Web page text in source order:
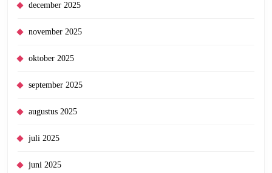
december 2025
november 2025
oktober 2025
september 2025
augustus 2025
juli 2025
juni 2025